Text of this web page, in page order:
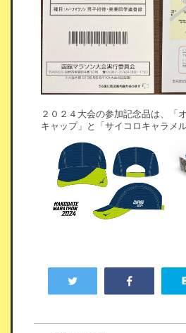
２０２４大会の参加記念品は、「
キャップ」と「サイコロキャラメル